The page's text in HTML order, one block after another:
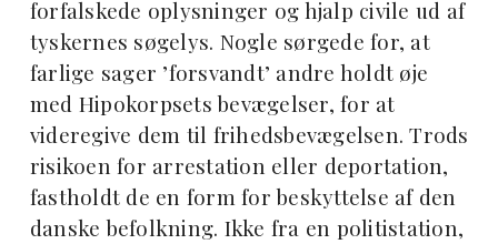
forfalskede oplysninger og hjalp civile ud af
tyskernes søgelys. Nogle sørgede for, at
farlige sager ’forsvandt’ andre holdt øje
med Hipokorpsets bevægelser, for at
videregive dem til frihedsbevægelsen. Trods
risikoen for arrestation eller deportation,
fastholdt de en form for beskyttelse af den
danske befolkning. Ikke fra en politistation,